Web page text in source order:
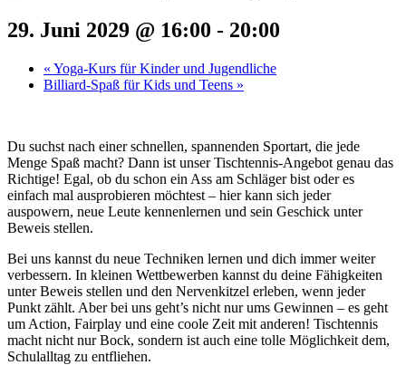
29. Juni 2029 @ 16:00 - 20:00
« Yoga-Kurs für Kinder und Jugendliche
Billiard-Spaß für Kids und Teens »
Du suchst nach einer schnellen, spannenden Sportart, die jede
Menge Spaß macht? Dann ist unser Tischtennis-Angebot genau das
Richtige! Egal, ob du schon ein Ass am Schläger bist oder es
einfach mal ausprobieren möchtest – hier kann sich jeder
auspowern, neue Leute kennenlernen und sein Geschick unter
Beweis stellen.
Bei uns kannst du neue Techniken lernen und dich immer weiter
verbessern. In kleinen Wettbewerben kannst du deine Fähigkeiten
unter Beweis stellen und den Nervenkitzel erleben, wenn jeder
Punkt zählt. Aber bei uns geht’s nicht nur ums Gewinnen – es geht
um Action, Fairplay und eine coole Zeit mit anderen! Tischtennis
macht nicht nur Bock, sondern ist auch eine tolle Möglichkeit dem,
Schulalltag zu entfliehen.